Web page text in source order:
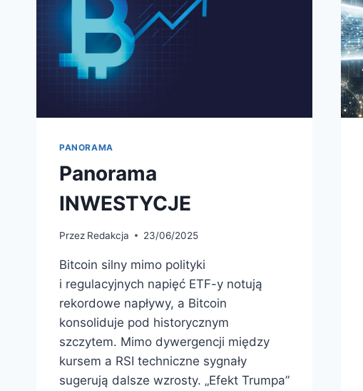
PANORAMA
Panorama
INWESTYCJE
Przez Redakcja 23/06/2025
Bitcoin silny mimo polityki
i regulacyjnych napięć ETF-y notują
rekordowe napływy, a Bitcoin
konsoliduje pod historycznym
szczytem. Mimo dywergencji między
kursem a RSI techniczne sygnały
sugerują dalsze wzrosty. „Efekt Trumpa”